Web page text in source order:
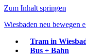
Zum Inhalt springen
Wiesbaden neu bewegen
Tram in
Bus + Bahn